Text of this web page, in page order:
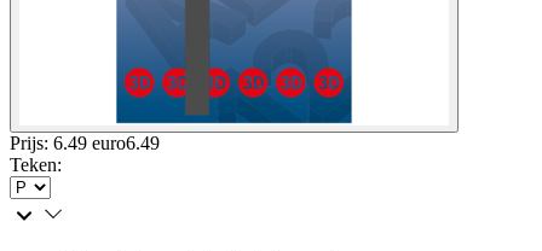
Prijs: 6.49 euro6.49
Teken: